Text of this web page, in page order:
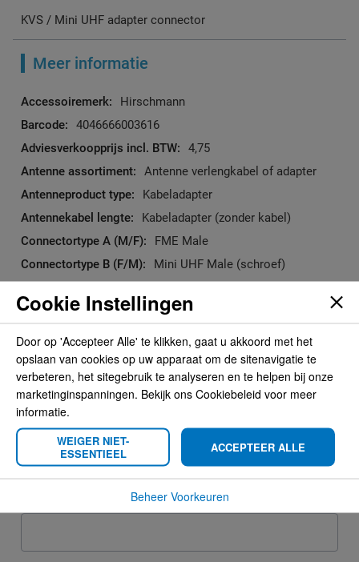
KVS / Mini UHF adapter connector
Meer informatie
Meer
informatie
Hirschmann
4046666003616
4,75
Antenne verlengkabel of adapter
Kabeladapter
Kabeladapter (zonder kabel)
FME Male
Mini UHF Male (schroef)
Reviews
U plaatst een review over:
kabeladapter FME M - Mini UHF M
Uw naam
Cookie Instellingen
Door op 'Accepteer Alle' te klikken, gaat u akkoord met het
opslaan van cookies op uw apparaat om de sitenavigatie te
verbeteren, het sitegebruik te analyseren en te helpen bij onze
marketinginspanningen. Bekijk ons Cookiebeleid voor meer
informatie.
WEIGER NIET-
ESSENTIEEL
ACCEPTEER ALLE
Beheer Voorkeuren